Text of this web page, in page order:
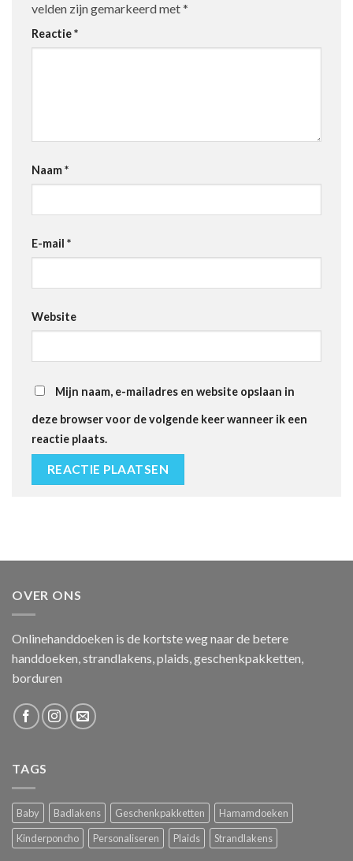
velden zijn gemarkeerd met*
Reactie*
Naam*
E-mail *
Website
Mijn naam, e-mailadres en website opslaan in
deze browser voor de volgende keer wanneer ik een
reactie plaats.
OVER ONS
Onlinehanddoeken is de kortste weg naar de betere
handdoeken, strandlakens, plaids, geschenkpakketten,
borduren
TAGS
Baby Badlakens Geschenkpakketten
Hamamdoeken
Kinderponcho
Personaliseren Plaids Strandlakens